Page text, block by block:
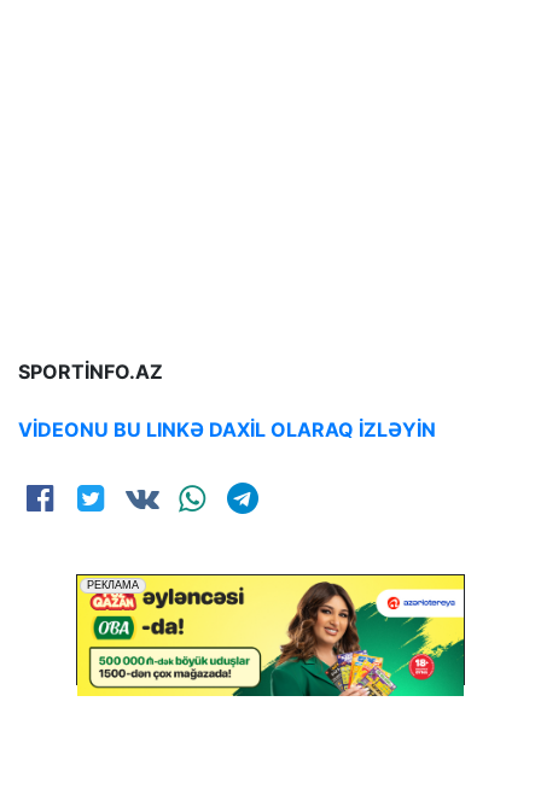
SPORTİNFO.AZ
VİDEONU BU LINKƏ DAXİL OLARAQ İZLƏYİN